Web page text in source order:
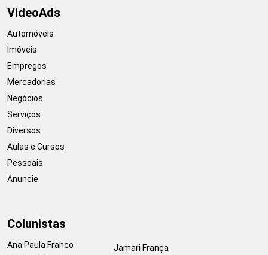
VideoAds
Automóveis
Imóveis
Empregos
Mercadorias
Negócios
Serviços
Diversos
Aulas e Cursos
Pessoais
Anuncie
Colunistas
Ana Paula Franco
Jamari França